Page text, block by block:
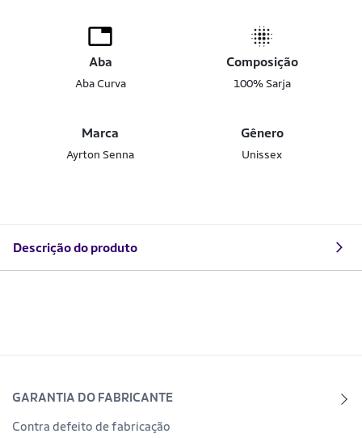
Aba
Aba Curva
Composição
100% Sarja
Marca
Ayrton Senna
Gênero
Unissex
Descrição do produto
GARANTIA DO FABRICANTE
Contra defeito de fabricação